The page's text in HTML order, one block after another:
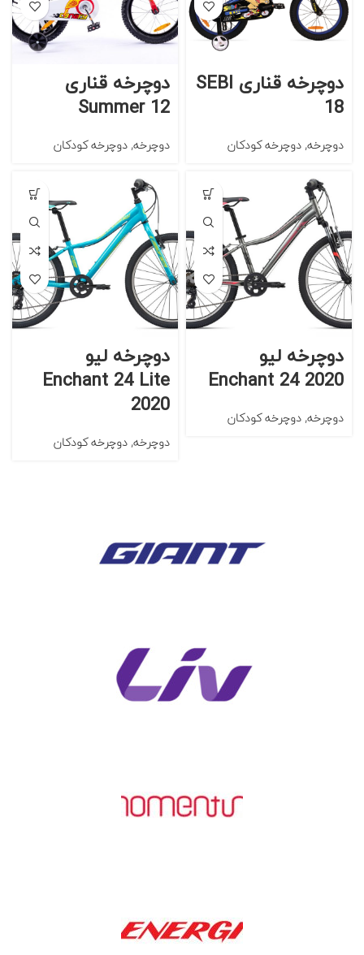
دوچرخه قناری SEBI
18
دوچرخه, دوچرخه کودکان
دوچرخه قناری
Summer 12
دوچرخه, دوچرخه کودکان
دوچرخه لیو
Enchant 24 2020
دوچرخه, دوچرخه کودکان
دوچرخه لیو
Enchant 24 Lite
2020
دوچرخه, دوچرخه کودکان